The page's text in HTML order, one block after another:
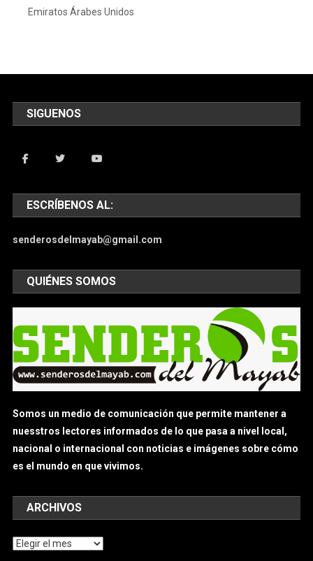
Emiratos Árabes Unidos
SIGUENOS
ESCRÍBENOS AL:
senderosdelmayab@gmail.com
QUIÉNES SOMOS
Somos un medio de comunicación que permite mantener a
nuesstros lectores informados de lo que pasa a nivel local,
nacional o internacional con noticias e imágenes sobre cómo
es el mundo en que vivimos.
ARCHIVOS
Archivos